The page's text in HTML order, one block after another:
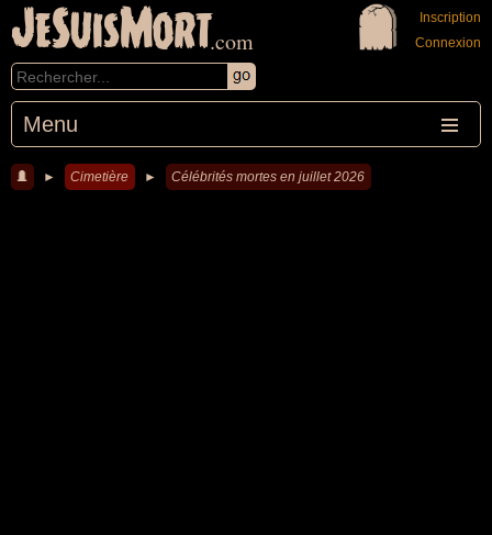
JeSuisMort.com
Menu
Inscription
Connexion
► Cimetière ► Célébrités mortes en juillet 2026